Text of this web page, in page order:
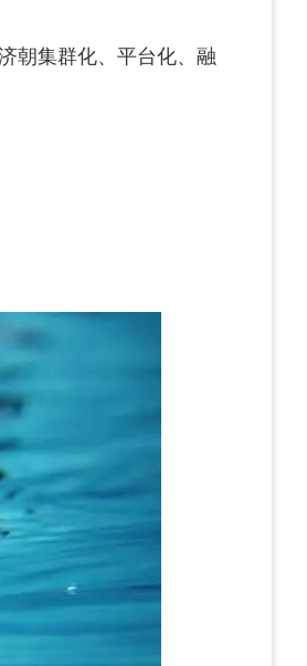
朝集群化、平台化、融